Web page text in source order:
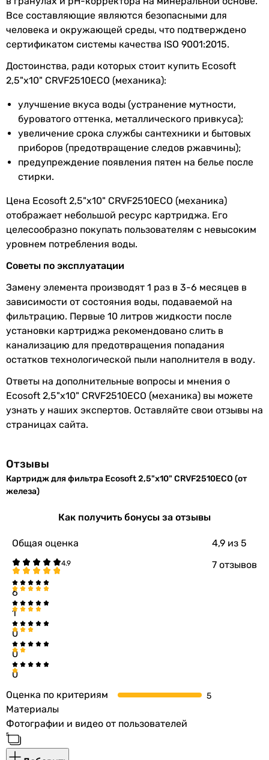
Рабочая
температура
воды
3 °C, 43 °C
EAN 4820056802481
Физические характеристики
Высота 252 мм
Диаметр 72 мм
Ширина
Глубина 65 мм
Габариты в упаковке
Ширина в
72 мм
Высота в
упаковке
250 мм
Глубина в
упаковке
72 мм
Вес в упаковке 1.8 кг
Увидели ошибку в описании или характеристиках?
Характеристики, комплектация и фотографии Ecosoft
2,5"х10" CRVF2510ECO (от железа) носят ознакомительный
характер и могут изменяться производителем без
уведомления. Магазин не несет ответственности за
изменения, внесенные производителем.
Все составляющие являются безопасными для
человека и окружающей среды, что подтверждено
сертификатом системы качества ISO 9001:2015.
Достоинства, ради которых стоит купить Ecosoft
2,5"х10" CRVF2510ECO (механика):
улучшение вкуса воды (устранение мутности,
буроватого оттенка, металлического привкуса);
увеличение срока службы сантехники и бытовых
приборов (предотвращение следов ржавчины);
предупреждение появления пятен на белье после
стирки.
Цена Ecosoft 2,5"х10" CRVF2510ECO (механика)
отображает небольшой ресурс картриджа. Его
целесообразно покупать пользователям с невысоким
уровнем потребления воды.
Советы по эксплуатации
Замену элемента производят 1 раз в 3-6 месяцев в
зависимости от состояния воды, подаваемой на
фильтрацию. Первые 10 литров жидкости после
установки картриджа рекомендовано слить в
канализацию для предотвращения попадания
остатков технологической пыли наполнителя в воду.
Ответы на дополнительные вопросы и мнения о
Ecosoft 2,5"х10" CRVF2510ECO (механика) вы можете
узнать у наших экспертов. Оставляйте свои отзывы на
страницах сайта.
Отзывы
Картридж для фильтра Ecosoft 2,5"х10" CRVF2510ECO (от
железа)
Как получить бонусы за отзывы
Общая оценка 4,9 из 5
7 отзывов
6
1
0
0
0
Оценка по критериям
Материалы
Фотографии и видео от пользователей